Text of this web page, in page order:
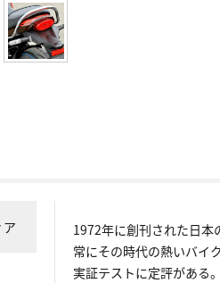
1972年に創刊された日本
常にその時代の熱いバイ
実証テストに定評がある